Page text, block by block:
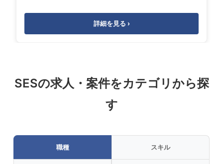
詳細を見る ›
SESの求人・案件をカテゴリから探
す
職種 スキル